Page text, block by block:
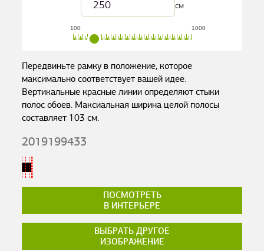
см
100 1000
Передвиньте рамку в положение, которое
максимально соответствует вашей идее.
Вертикальные красные линии определяют стыки
полос обоев. Максиальная ширина целой полосы
составляет 103 см.
2019199433
ПОСМОТРЕТЬ
В ИНТЕРЬЕРЕ
ВЫБРАТЬ ДРУГОЕ
ИЗОБРАЖЕНИЕ